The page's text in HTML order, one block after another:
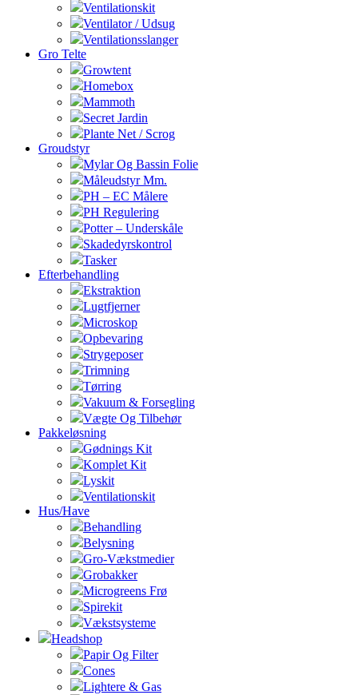
Ventilationskit
Ventilator / Udsug
Ventilationsslanger
Gro Telte
Growtent
Homebox
Mammoth
Secret Jardin
Plante Net / Scrog
Groudstyr
Mylar Og Bassin Folie
Måleudstyr Mm.
PH – EC Målere
PH Regulering
Potter – Underskåle
Skadedyrskontrol
Tasker
Efterbehandling
Ekstraktion
Lugtfjerner
Microskop
Opbevaring
Strygeposer
Trimning
Tørring
Vakuum & Forsegling
Vægte Og Tilbehør
Pakkeløsning
Gødnings Kit
Komplet Kit
Lyskit
Ventilationskit
Hus/Have
Behandling
Belysning
Gro-Vækstmedier
Grobakker
Microgreens Frø
Spirekit
Vækstsysteme
Headshop
Papir Og Filter
Cones
Lightere & Gas